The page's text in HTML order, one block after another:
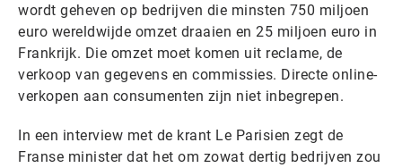
wordt geheven op bedrijven die minsten 750 miljoen
euro wereldwijde omzet draaien en 25 miljoen euro in
Frankrijk. Die omzet moet komen uit reclame, de
verkoop van gegevens en commissies. Directe online-
verkopen aan consumenten zijn niet inbegrepen.
In een interview met de krant Le Parisien zegt de
Franse minister dat het om zowat dertig bedrijven zou